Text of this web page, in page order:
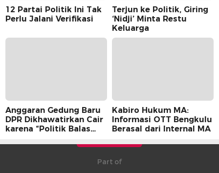
12 Partai Politik Ini Tak
Perlu Jalani Verifikasi
Terjun ke Politik, Giring
‘Nidji’ Minta Restu
Keluarga
Anggaran Gedung Baru
DPR Dikhawatirkan Cair
karena “Politik Balas
Kabiro Hukum MA:
Informasi OTT Bengkulu
Berasal dari Internal MA
Part of